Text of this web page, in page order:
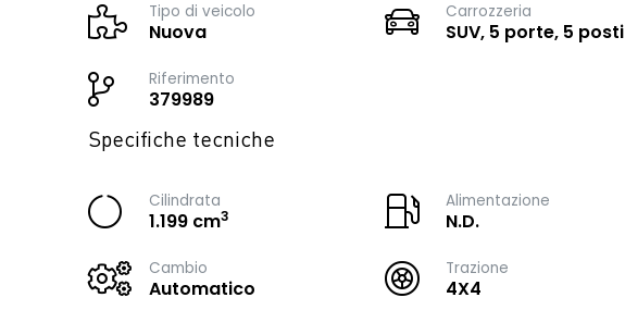
Tipo di veicolo
Nuova
Carrozzeria
SUV, 5 porte, 5 posti
Riferimento
379989
Specifiche tecniche
Cilindrata
1.199 cm3
Alimentazione
N.D.
Cambio
Automatico
Trazione
4X4